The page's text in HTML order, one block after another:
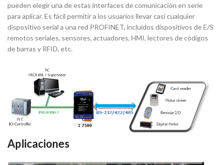
pueden elegir una de estas interfaces de comunicación en serie
para aplicar. Es fácil permitir a los usuarios llevar casi cualquier
dispositivo serial a una red PROFINET, incluidos dispositivos de E/S
remotos seriales, sensores, actuadores, HMI, lectores de códigos
de barras y RFID, etc.
Aplicaciones